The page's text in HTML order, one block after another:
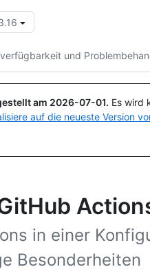
und
am 2026-07-01. Es wird
auf die neueste Version
in einer
Besonderheiten